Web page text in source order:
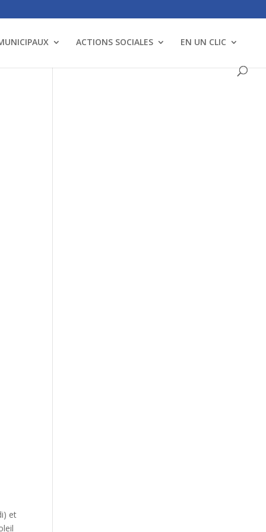
ACTIONS SOCIALES EN UN CLIC
et